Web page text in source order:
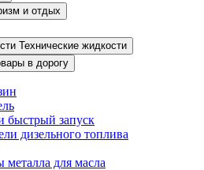
и отдых
Технические жидкости
в дорогу
быстрый запуск
дизельного топлива
для масла